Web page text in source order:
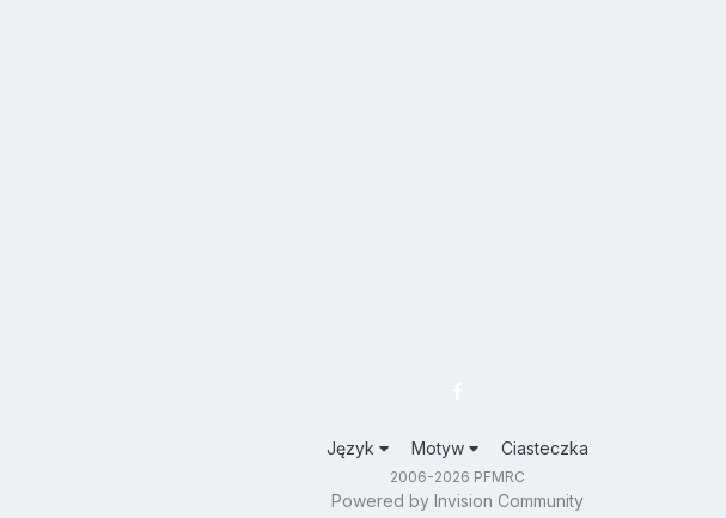
Język Motyw Ciasteczka
2006-2026 PFMRC
Powered by Invision Community